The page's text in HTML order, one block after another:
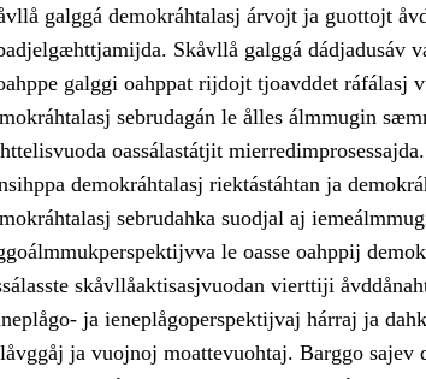
galggá demokráhtalasj árvojt ja guottojt
Skåvllå galggá dádjadusáv
galggi oahppat rijdojt tjoavddet ráfálasj
sebrudagán le ålles álmmugin
oassálastátjit
demokráhtalasj riektástáhtan ja
sebrudahka suodjal aj
le oasse oahppij
skåvllåaktisasjvuodan vierttiji
ja ieneplågoperspektijvaj hárraj ja
ja vuojnoj moattevuohtaj. Barggo sajev